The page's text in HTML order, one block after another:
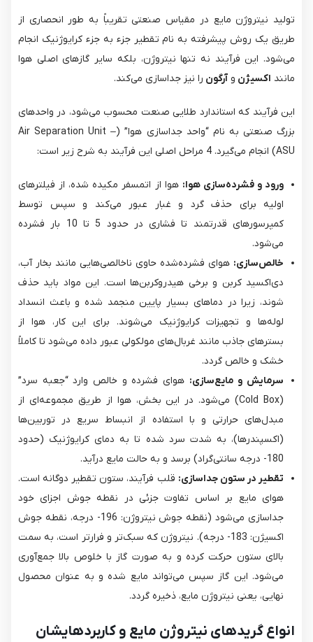
تولید نیتروژن مایع در مقیاس صنعتی تقریباً به طور انحصاری از
طریق یک روش پیشرفته به نام تقطیر جزء به جزء کرایوژنیک انجام
می‌شود. این فرآیند نه تنها نیتروژن، بلکه سایر گازهای اصلی هوا
مانند اکسیژن و آرگون را نیز جداسازی می‌کند.
این فرآیند که استاندارد طلایی صنعت محسوب می‌شود، در واحدهای
بزرگ صنعتی به نام “واحد جداسازی هوا” (Air Separation Unit –
ASU) انجام می‌گیرد. 4 مراحل اصلی این فرآیند به شرح زیر است:
ورود و فشرده‌سازی هوا: هوا از اتمسفر مکیده شده، از فیلترهای
اولیه برای حذف گرد و غبار عبور می‌کند و سپس توسط
کمپرسورهای قدرتمند تا فشاری در حدود 5 تا 10 بار فشرده
می‌شود.
خالص‌سازی: هوای فشرده‌شده حاوی ناخالصی‌هایی مانند بخار آب،
دی‌اکسید کربن و برخی هیدروکربن‌ها است. این مواد باید حذف
شوند، زیرا در دماهای بسیار پایین منجمد شده و باعث انسداد
لوله‌ها و تجهیزات کرایوژنیک می‌شوند. برای این کار، هوا از
بسترهای جاذب مانند غربال‌های مولکولی عبور داده می‌شود تا کاملاً
خشک و خالص گردد.
سرمایش و مایع‌سازی: هوای فشرده و خالص وارد “جعبه سرد”
(Cold Box) می‌شود. در این بخش، هوا از طریق مجموعه‌ای از
مبدل‌های حرارتی و با استفاده از انبساط سریع در توربین‌ها
(اکسپندرها)، به شدت سرد شده تا به دمای کرایوژنیک (حدود
180- درجه سانتی‌گراد) برسد و به حالت مایع درآید.
تقطیر در ستون جداسازی: قلب فرآیند، ستون تقطیر دوگانه است.
هوای مایع بر اساس تفاوت جزئی در نقطه جوش اجزای خود
جداسازی می‌شود (نقطه جوش نیتروژن: 196- درجه، نقطه جوش
اکسیژن: 183- درجه). نیتروژن که سبک‌تر و فرارتر است، به سمت
بالای ستون حرکت کرده و به صورت گاز با خلوص بالا جمع‌آوری
می‌شود. این گاز سپس می‌تواند مایع شده و به عنوان محصول
نهایی، یعنی نیتروژن مایع، ذخیره گردد.
انواع گریدهای نیتروژن مایع و کاربردهایشان